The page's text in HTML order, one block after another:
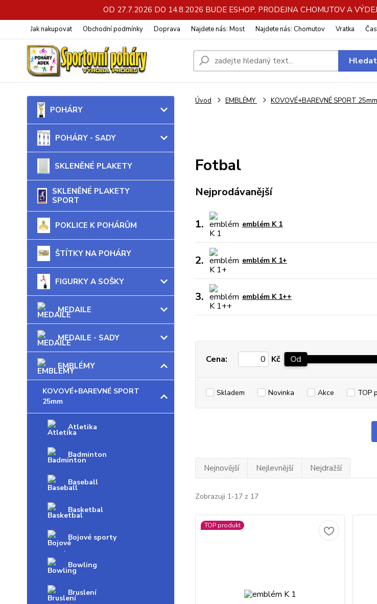
OD 27.7.2026 DO 14.8.2026 BUDE ESHOP, PRODEJNA CHOMUTOV A
Jak nakupovat Obchodní podmínky Doprava Najdete nás: Most Najdete nás: Chomutov Vratka
Hledat
POHÁRY
POHÁRY - SADY
SKLENĚNÉ PLAKETY
SKLENĚNÉ PLAKETY
SPORT
POKLICE K POHÁRŮM
ŠTÍTKY NA POHÁRY
FIGURKY A SOŠKY
MEDAILE
MEDAILE - SADY
EMBLÉMY
KOVOVÉ+BAREVNÉ SPORT
25mm
Atletika
Badminton
Baseball
Basketbal
Bojové sporty
Bowling
Bruslení
Úvod EMBLÉMY KOVOVÉ+BAREVNÉ SPORT 25mm
Fotbal
Nejprodávanější
1. emblém K 1
2. emblém K 1+
3. emblém K 1++
Cena: Kč Od
Skladem Novinka Akce TOP
Nejnovější Nejlevnější Nejdražší
Zobrazuji 1-17 z 17
TOP produkt